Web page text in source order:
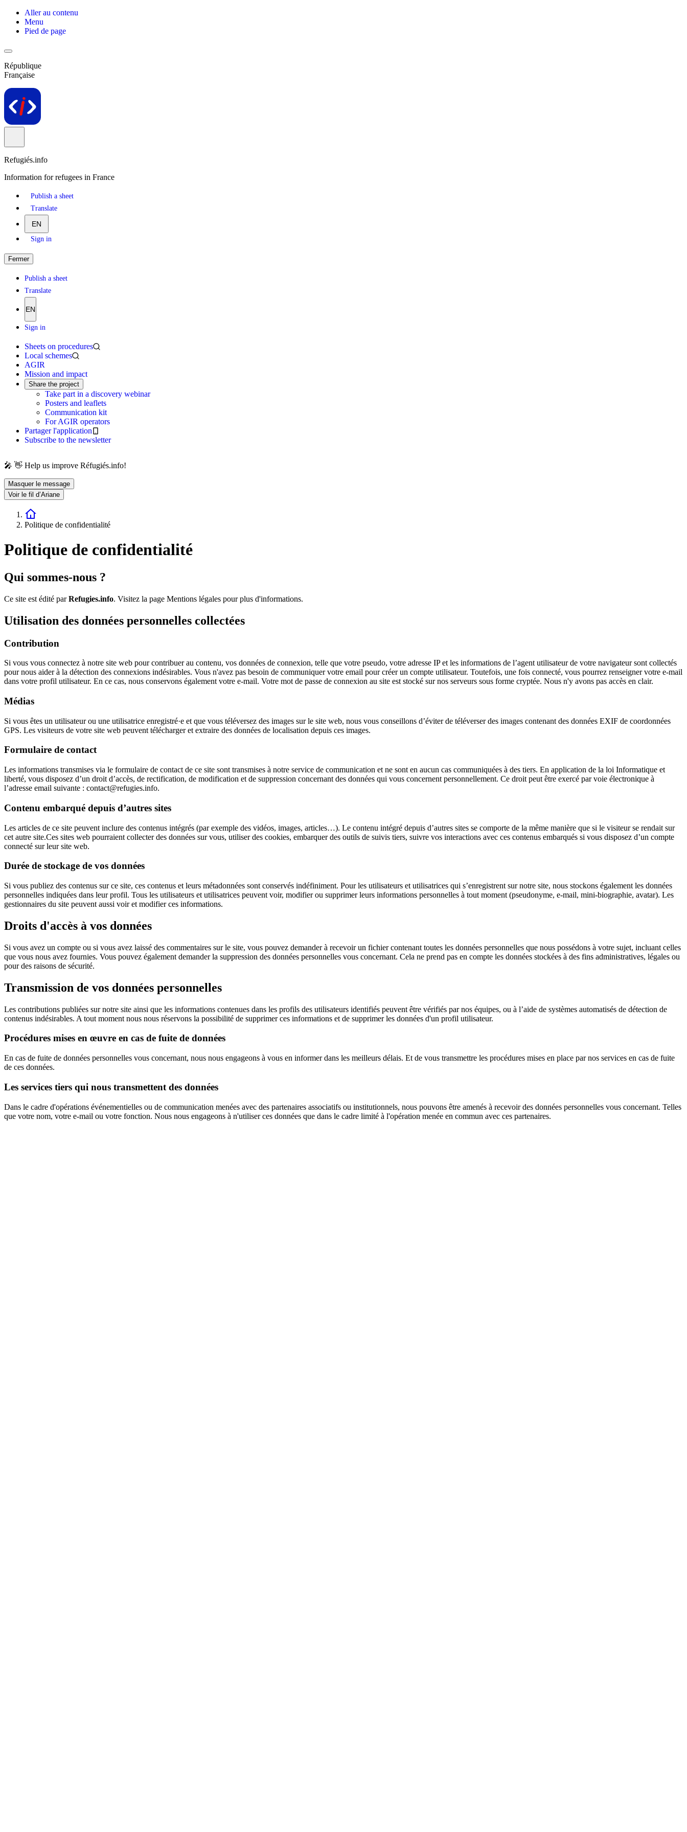
Aller au contenu
Menu
Pied de page
République
Française
Refugiés.info
Information for refugees in France
Publish a sheet
Translate
EN
Sign in
Fermer
Publish a sheet
Translate
EN
Sign in
Sheets on procedures
Local schemes
AGIR
Mission and impact
Share the project
Take part in a discovery webinar
Posters and leaflets
Communication kit
For AGIR operators
Partager l'application
Subscribe to the newsletter
🎤 👋 Help us improve Réfugiés.info!
Masquer le message
Voir le fil d’Ariane
Politique de confidentialité
Politique de confidentialité
Qui sommes-nous ?
Ce site est édité parRefugies.info. Visitez la page Mentions légales pour plus d'informations.
Utilisation des données personnelles collectées
Contribution
Si vous vous connectez à notre site web pour contribuer au contenu, vos données de connexion, telle que votre pseudo, votre adresse IP et les informations de l’agent utilisateur de votre navigateur sont collectés
pour nous aider à la détection des connexions indésirables. Vous n'avez pas besoin de communiquer votre email pour créer un compte utilisateur. Toutefois, une fois connecté, vous pourrez renseigner votre e-mail
dans votre profil utilisateur. En ce cas, nous conservons également votre e-mail. Votre mot de passe de connexion au site est stocké sur nos serveurs sous forme cryptée. Nous n'y avons pas accès en clair.
Médias
Si vous êtes un utilisateur ou une utilisatrice enregistré·e et que vous téléversez des images sur le site web, nous vous conseillons d’éviter de téléverser des images contenant des données EXIF de coordonnées
GPS. Les visiteurs de votre site web peuvent télécharger et extraire des données de localisation depuis ces images.
Formulaire de contact
Les informations transmises via le formulaire de contact de ce site sont transmises à notre service de communication et ne sont en aucun cas communiquées à des tiers. En application de la loi Informatique et
liberté, vous disposez d’un droit d’accès, de rectification, de modification et de suppression concernant des données qui vous concernent personnellement. Ce droit peut être exercé par voie électronique à
l’adresse email suivante : contact@refugies.info.
Contenu embarqué depuis d’autres sites
Les articles de ce site peuvent inclure des contenus intégrés (par exemple des vidéos, images, articles…). Le contenu intégré depuis d’autres sites se comporte de la même manière que si le visiteur se rendait sur
cet autre site.Ces sites web pourraient collecter des données sur vous, utiliser des cookies, embarquer des outils de suivis tiers, suivre vos interactions avec ces contenus embarqués si vous disposez d’un compte
connecté sur leur site web.
Durée de stockage de vos données
Si vous publiez des contenus sur ce site, ces contenus et leurs métadonnées sont conservés indéfiniment. Pour les utilisateurs et utilisatrices qui s’enregistrent sur notre site, nous stockons également les données
personnelles indiquées dans leur profil. Tous les utilisateurs et utilisatrices peuvent voir, modifier ou supprimer leurs informations personnelles à tout moment (pseudonyme, e-mail, mini-biographie, avatar). Les
gestionnaires du site peuvent aussi voir et modifier ces informations.
Droits d'accès à vos données
Si vous avez un compte ou si vous avez laissé des commentaires sur le site, vous pouvez demander à recevoir un fichier contenant toutes les données personnelles que nous possédons à votre sujet, incluant celles
que vous nous avez fournies. Vous pouvez également demander la suppression des données personnelles vous concernant. Cela ne prend pas en compte les données stockées à des fins administratives, légales ou
pour des raisons de sécurité.
Transmission de vos données personnelles
Les contributions publiées sur notre site ainsi que les informations contenues dans les profils des utilisateurs identifiés peuvent être vérifiés par nos équipes, ou à l’aide de systèmes automatisés de détection de
contenus indésirables. A tout moment nous nous réservons la possibilité de supprimer ces informations et de supprimer les données d'un profil utilisateur.
Procédures mises en œuvre en cas de fuite de données
En cas de fuite de données personnelles vous concernant, nous nous engageons à vous en informer dans les meilleurs délais. Et de vous transmettre les procédures mises en place par nos services en cas de fuite
de ces données.
Les services tiers qui nous transmettent des données
Dans le cadre d'opérations événementielles ou de communication menées avec des partenaires associatifs ou institutionnels, nous pouvons être amenés à recevoir des données personnelles vous concernant. Telles
que votre nom, votre e-mail ou votre fonction. Nous nous engageons à n'utiliser ces données que dans le cadre limité à l'opération menée en commun avec ces partenaires.